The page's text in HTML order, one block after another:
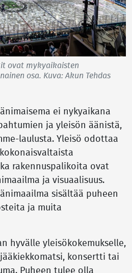
ovat mykyaikaisten
osa. Kuva: Akun Tehdas
ei nykyaikana
ja yleisön äänistä,
laulusta. Yleisö odottaa
rakennuspalikoita ovat
ja visuaalisuus.
sisältää puheen
ja muita
hyvälle yleisökokemukselle,
konsertti tai
Puheen tulee olla